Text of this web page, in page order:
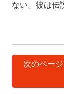
ない。彼は伝
次のペー